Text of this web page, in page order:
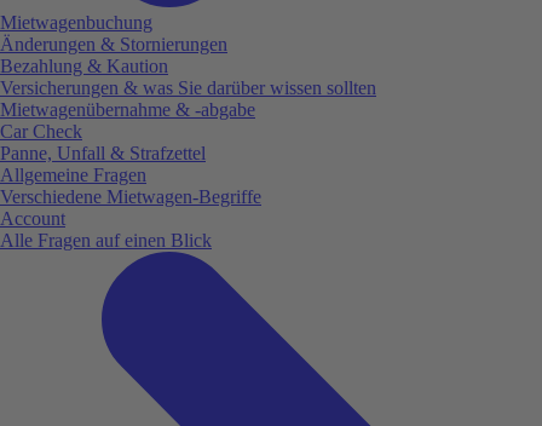
Mietwagenbuchung
Änderungen & Stornierungen
Bezahlung & Kaution
Versicherungen & was Sie darüber wissen sollten
Mietwagenübernahme & -abgabe
Car Check
Panne, Unfall & Strafzettel
Allgemeine Fragen
Verschiedene Mietwagen-Begriffe
Account
Alle Fragen auf einen Blick